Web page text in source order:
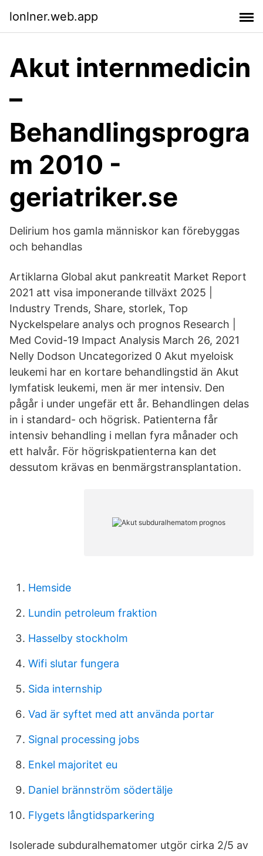
lonlner.web.app
Akut internmedicin
–
Behandlingsprogra
m 2010 -
geriatriker.se
Delirium hos gamla människor kan förebyggas
och behandlas
Artiklarna Global akut pankreatit Market Report
2021 att visa imponerande tillväxt 2025 |
Industry Trends, Share, storlek, Top
Nyckelspelare analys och prognos Research |
Med Covid-19 Impact Analysis March 26, 2021
Nelly Dodson Uncategorized 0 Akut myeloisk
leukemi har en kortare behandlingstid än Akut
lymfatisk leukemi, men är mer intensiv. Den
pågår i under ungefär ett år. Behandlingen delas
in i standard- och högrisk. Patienterna får
intensiv behandling i mellan fyra månader och
ett halvår. För högriskpatienterna kan det
dessutom krävas en benmärgstransplantation.
Hemside
Lundin petroleum fraktion
Hasselby stockholm
Wifi slutar fungera
Sida internship
Vad är syftet med att använda portar
Signal processing jobs
Enkel majoritet eu
Daniel brännström södertälje
Flygets långtidsparkering
Isolerade subduralhematomer utgör cirka 2/5 av